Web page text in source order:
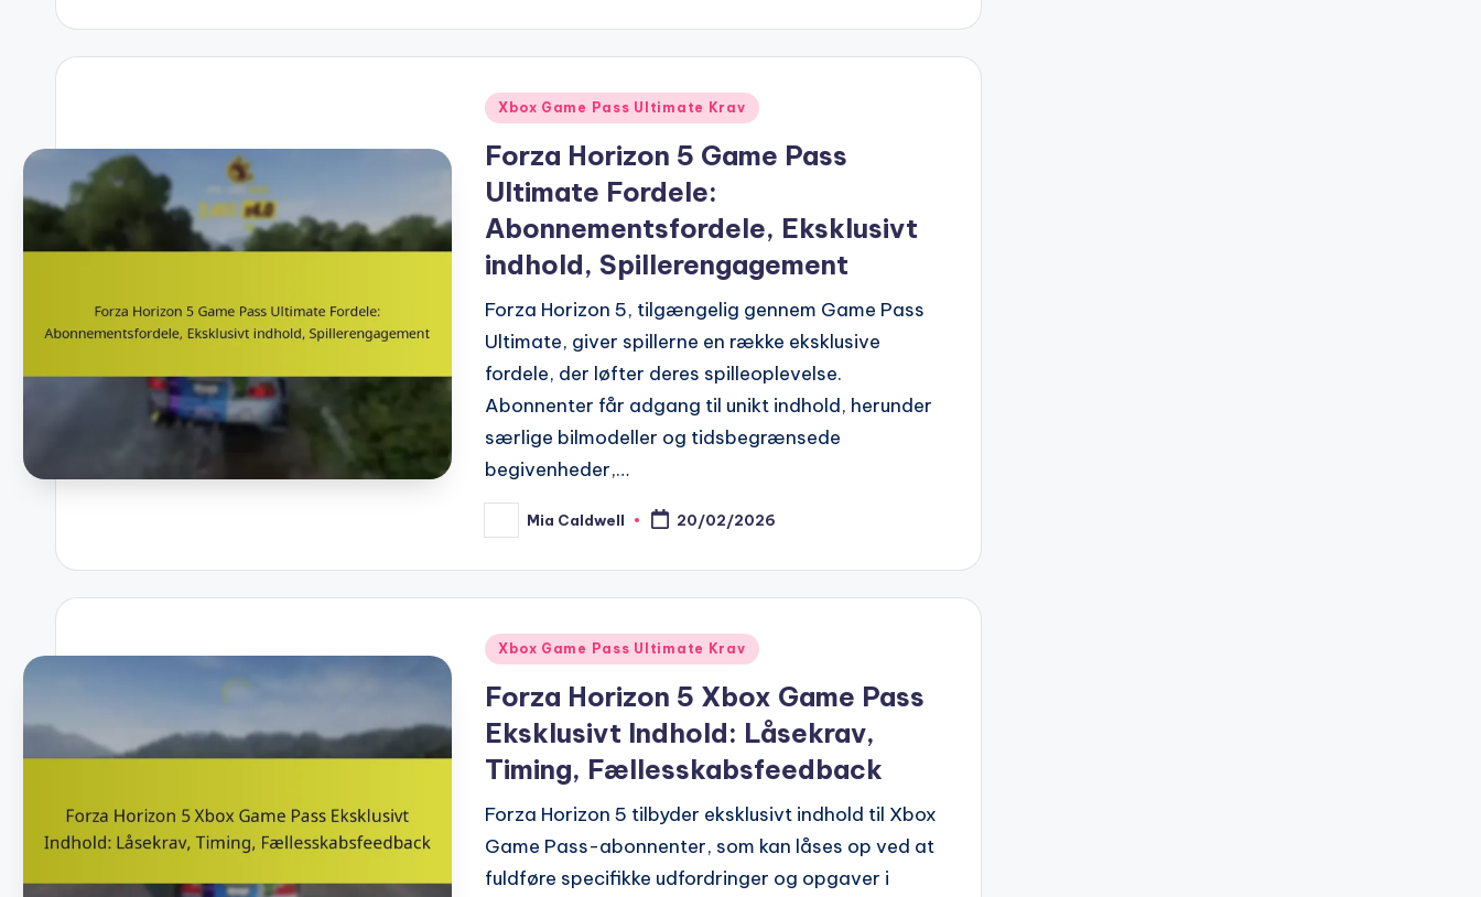
Posted
Xbox Game Pass Ultimate Krav
Forza Horizon 5 Game Pass
Ultimate Fordele:
Abonnementsfordele, Eksklusivt
indhold, Spillerengagement
Forza Horizon 5, tilgængelig gennem Game Pass
Ultimate, giver spillerne en række eksklusive
fordele, der løfter deres spilleoplevelse.
Abonnenter får adgang til unikt indhold, herunder
særlige bilmodeller og tidsbegrænsede
begivenheder,…
Posted
by
Mia Caldwell 20/02/2026
Posted
Xbox Game Pass Ultimate Krav
Forza Horizon 5 Xbox Game Pass
Eksklusivt Indhold: Låsekrav,
Timing, Fællesskabsfeedback
Forza Horizon 5 tilbyder eksklusivt indhold til Xbox
Game Pass-abonnenter, som kan låses op ved at
fuldføre specifikke udfordringer og opgaver i